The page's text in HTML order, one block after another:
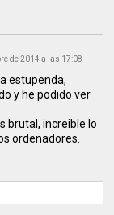
de 2014 a las 17:08
estupenda,
y he podido ver
brutal, increible lo
ordenadores.